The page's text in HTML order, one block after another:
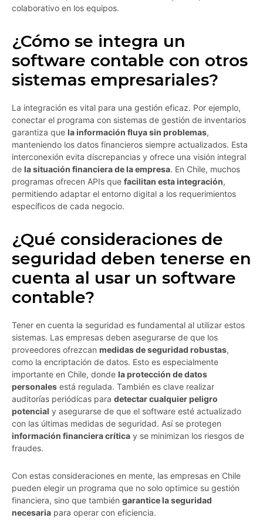
colaborativo en los equipos.
¿Cómo se integra un
software contable con otros
sistemas empresariales?
La integración es vital para una gestión eficaz. Por ejemplo,
conectar el programa con sistemas de gestión de inventarios
garantiza que la información fluya sin problemas,
manteniendo los datos financieros siempre actualizados. Esta
interconexión evita discrepancias y ofrece una visión integral
de la situación financiera de la empresa. En Chile, muchos
programas ofrecen APIs que facilitan esta integración,
permitiendo adaptar el entorno digital a los requerimientos
específicos de cada negocio.
¿Qué consideraciones de
seguridad deben tenerse en
cuenta al usar un software
contable?
Tener en cuenta la seguridad es fundamental al utilizar estos
sistemas. Las empresas deben asegurarse de que los
proveedores ofrezcan medidas de seguridad robustas,
como la encriptación de datos. Esto es especialmente
importante en Chile, donde la protección de datos
personales está regulada. También es clave realizar
auditorías periódicas para detectar cualquier peligro
potencial y asegurarse de que el software esté actualizado
con las últimas medidas de seguridad. Así se protegen
información financiera crítica y se minimizan los riesgos de
fraudes.
Con estas consideraciones en mente, las empresas en Chile
pueden elegir un programa que no solo optimice su gestión
financiera, sino que también garantice la seguridad
necesaria para operar con eficiencia.